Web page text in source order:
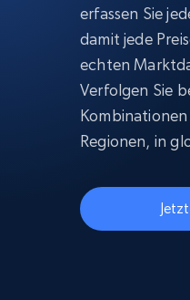
erfassen Sie
damit jede
echten
Verfolgen Sie
Regionen, in